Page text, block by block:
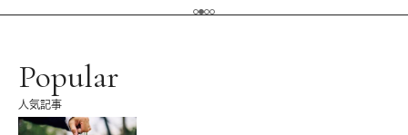
Popular
人気記事